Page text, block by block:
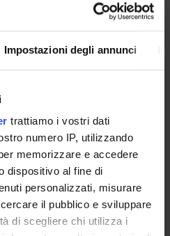
Impostazioni degli annunci
trattiamo i vostri dati
numero IP, utilizzando
memorizzare e accedere
dispositivo al fine di
personalizzati, misurare
il pubblico e sviluppare
di scegliere chi utilizza i
di Medicina e Chirurgia,
Sezione di Neurologia